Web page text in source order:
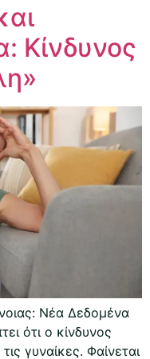
Κίνδυνος
Νέα Δεδομένα
ότι ο κίνδυνος
γυναίκες. Φαίνεται